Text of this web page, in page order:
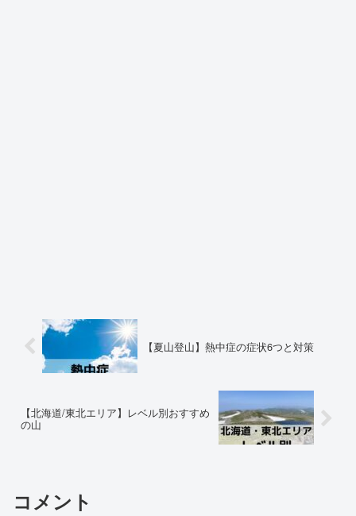
【夏山登山】熱中症の症状6つと対策
【北海道/東北エリア】レベル別おすすめ
の山
コメント